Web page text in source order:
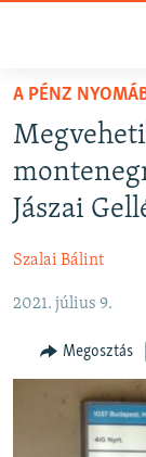
Ugrás
fő
oldalra
Ugrás
tartalomjegyzékre
NAPIRENDEN
AKTUÁLIS
PODCASTOK
ELEMZŐ
NER15
SZABADON
TÁRSADALOM
DEMOKRÁCIA
A PÉNZ
Jászai
Szalai Bálint
2021. július 9.
Megosztás